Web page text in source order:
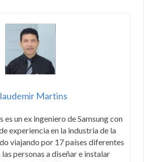
Martins
un ex ingeniero de Samsung con
experiencia en la industria de la
viajando por 17 países diferentes
las personas a diseñar e instalar